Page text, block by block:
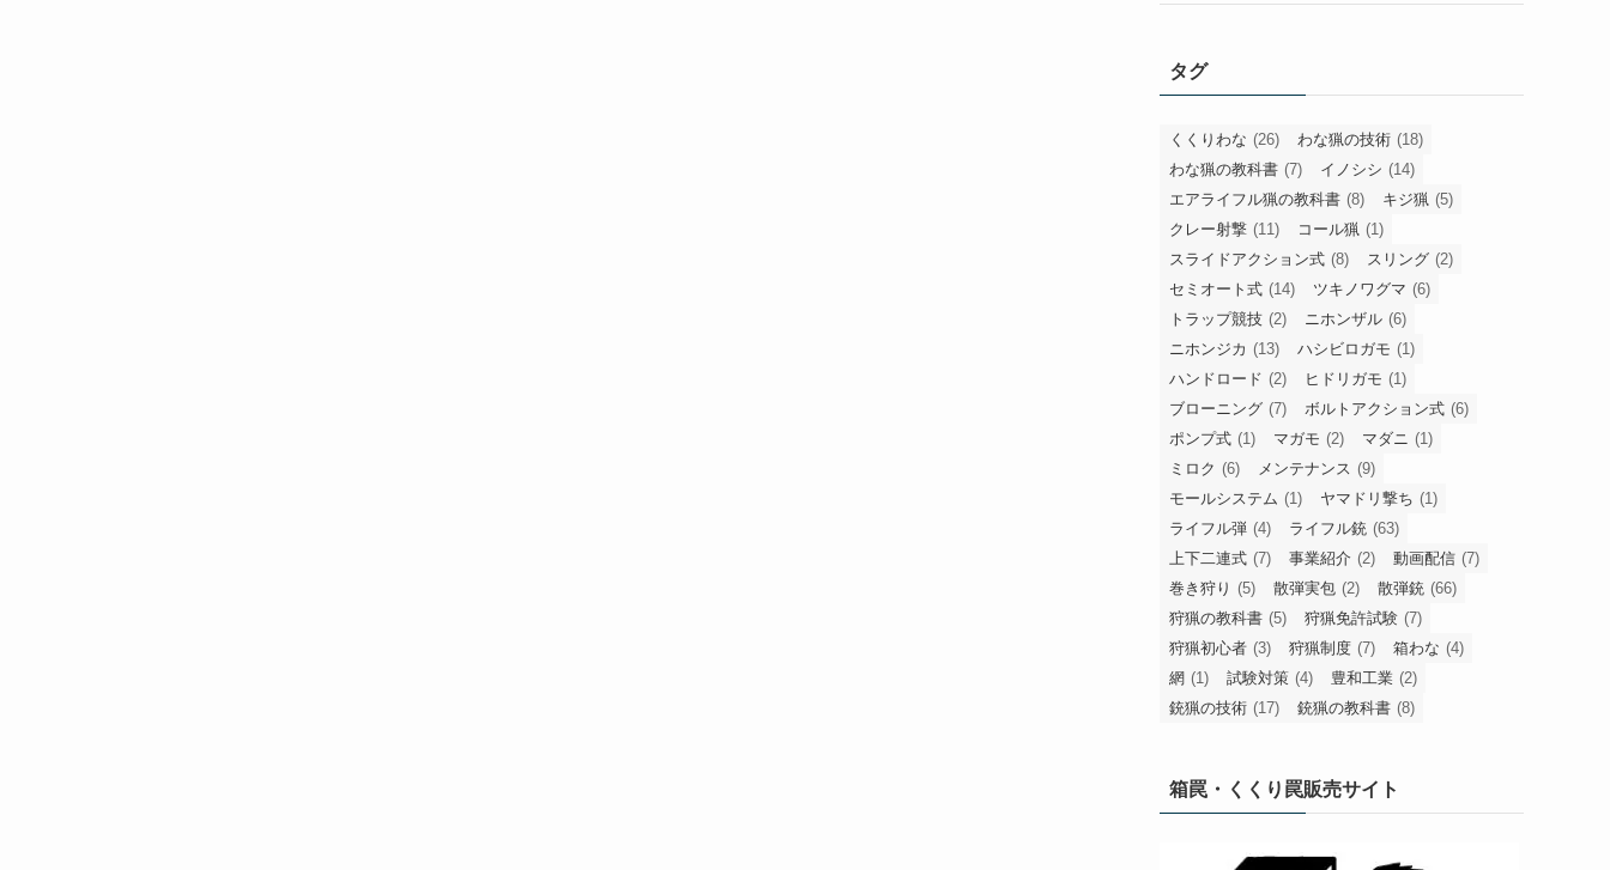
タグ
くくりわな (26) わな猟の技術 (18)
わな猟の教科書 (7) イノシシ (14)
エアライフル猟の教科書 (8) キジ猟 (5)
クレー射撃 (11) コール猟 (1)
スライドアクション式 (8) スリング (2)
セミオート式 (14) ツキノワグマ (6)
トラップ競技 (2) ニホンザル (6)
ニホンジカ (13) ハシビロガモ (1)
ハンドロード (2) ヒドリガモ (1)
ブローニング (7) ボルトアクション式 (6)
ポンプ式 (1) マガモ (2) マダニ (1)
ミロク (6) メンテナンス (9)
モールシステム (1) ヤマドリ撃ち (1)
ライフル弾 (4) ライフル銃 (63)
上下二連式 (7) 事業紹介 (2) 動画配信 (7)
巻き狩り (5) 散弾実包 (2) 散弾銃 (66)
狩猟の教科書 (5) 狩猟免許試験 (7)
狩猟初心者 (3) 狩猟制度 (7) 箱わな (4)
網 (1) 試験対策 (4) 豊和工業 (2)
銃猟の技術 (17) 銃猟の教科書 (8)
箱罠・くくり罠販売サイト